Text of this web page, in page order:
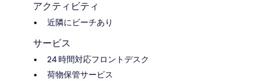
アクティビティ
近隣にビーチあり
サービス
24 時間対応フロントデスク
荷物保管サービス